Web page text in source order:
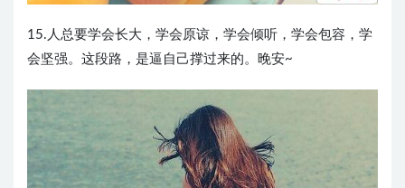
15.人总要学会长大，学会原谅，学会倾听，学会包容，学
会坚强。这段路，是逼自己撑过来的。晚安~